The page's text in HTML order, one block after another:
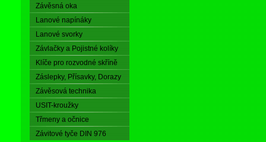
Závěsná oka
Lanové napínáky
Lanové svorky
Závlačky a Pojistné kolíky
Klíče pro rozvodné skříně
Záslepky, Přísavky, Dorazy
Závěsová technika
USIT-kroužky
Třmeny a očnice
Závitové tyče DIN 976